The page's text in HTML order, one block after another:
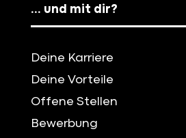
… und mit dir?
Deine Karriere
Deine Vorteile
Offene Stellen
Bewerbung